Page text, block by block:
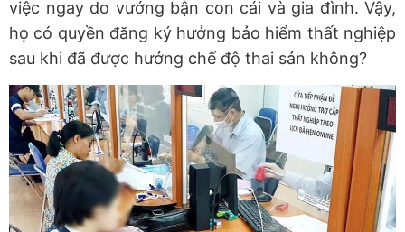
việc ngay do vướng bận con cái và gia đình. Vậy,
họ có quyền đăng ký hưởng bảo hiểm thất nghiệp
sau khi đã được hưởng chế độ thai sản không?